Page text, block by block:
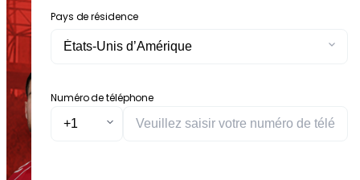
Pays de résidence
Numéro de téléphone